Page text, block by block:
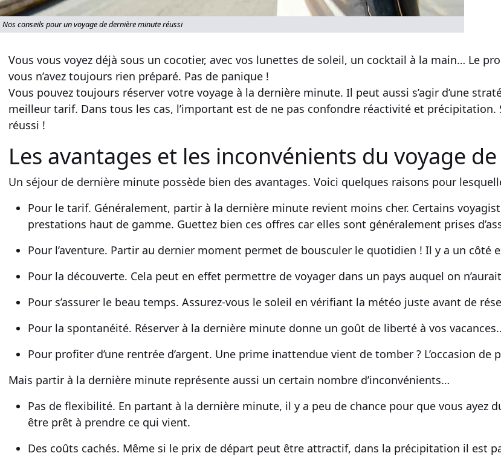
Nos conseils pour un voyage de dernière minute réussi
Vous vous voyez déjà sous un cocotier, avec vos lunettes de soleil, un cocktail à la main… Le
vous n’avez toujours rien préparé. Pas de panique !
Vous pouvez toujours réserver votre voyage à la dernière minute. Il peut aussi s’agir d’une
meilleur tarif. Dans tous les cas, l’important est de ne pas confondre réactivité et précipitation.
réussi !
Les avantages et les inconvénients du voyage
Un séjour de dernière minutepossède bien des avantages. Voici quelques raisons pour
Pour le tarif. Généralement, partir à la dernière minute revient moins cher. Certains
prestations haut de gamme. Guettez bien ces offres car elles sont généralement prises
Pour l’aventure. Partir au dernier moment permet de bousculer le quotidien ! Il y a un côté
Pour la découverte. Cela peut en effet permettre de voyager dans un pays auquel on
Pour s’assurer le beau temps. Assurez-vous le soleil en vérifiant la météo juste avant de
Pour la spontanéité. Réserver à la dernière minute donne un goût de liberté à vos vacances
Pour profiter d’une rentrée d’argent. Une prime inattendue vient de tomber ? L’occasion de
Mais partir à la dernière minute représente aussi un certain nombre d’inconvénients…
Pas de flexibilité. En partant à la dernière minute, il y a peu de chance pour que vous ayez
être prêt à prendre ce qui vient.
Des coûts cachés. Même si le prix de départ peut être attractif, dans la précipitation il est